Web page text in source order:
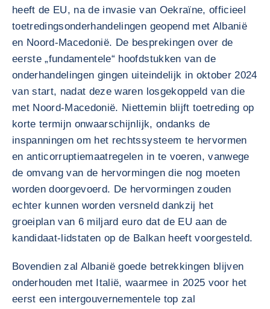
heeft de EU, na de invasie van Oekraïne, officieel
toetredingsonderhandelingen geopend met Albanië
en Noord-Macedonië. De besprekingen over de
eerste „fundamentele“ hoofdstukken van de
onderhandelingen gingen uiteindelijk in oktober 2024
van start, nadat deze waren losgekoppeld van die
met Noord-Macedonië. Niettemin blijft toetreding op
korte termijn onwaarschijnlijk, ondanks de
inspanningen om het rechtssysteem te hervormen
en anticorruptiemaatregelen in te voeren, vanwege
de omvang van de hervormingen die nog moeten
worden doorgevoerd. De hervormingen zouden
echter kunnen worden versneld dankzij het
groeiplan van 6 miljard euro dat de EU aan de
kandidaat-lidstaten op de Balkan heeft voorgesteld.
Bovendien zal Albanië goede betrekkingen blijven
onderhouden met Italië, waarmee in 2025 voor het
eerst een intergouvernementele top zal